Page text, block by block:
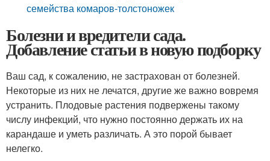
семейства комаров-толстоножек
Болезни и вредители сада.
Добавление статьи в новую подборку
Ваш сад, к сожалению, не застрахован от болезней.
Некоторые из них не лечатся, другие же важно вовремя
устранить. Плодовые растения подвержены такому
числу инфекций, что нужно постоянно держать их на
карандаше и уметь различать. А это порой бывает
нелегко.